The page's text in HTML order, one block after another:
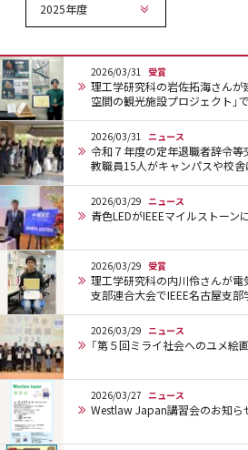
2025年度
2026/03/31 受賞
理工学研究科の岩佐拓海さんが
空間の観光施設プロジェクト」
2026/03/31 ニュース
令和７年度の定年退職者辞令等
教職員15人がキャンパスや校
2026/03/29 ニュース
青色LEDがIEEEマイルストーン
2026/03/29 受賞
理工学研究科の内川伶さんが
支部連合大会でIEEE名古屋支
2026/03/29 ニュース
「第５回ミライ社会へのユメ絵
2026/03/27 ニュース
Westlaw Japan講習会のお知ら